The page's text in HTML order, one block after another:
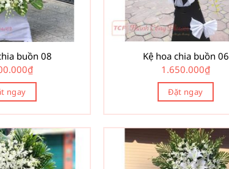
buồn 08
₫
ngay
Kệ hoa chia buồn 06
1.650.000₫
Đặt ngay